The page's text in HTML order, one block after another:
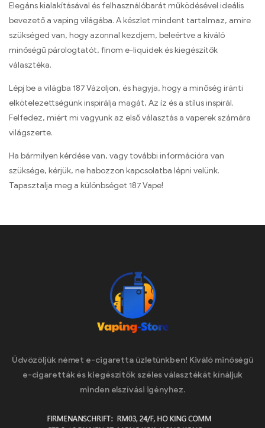
Elegáns kialakításával és felhasználóbarát működésével ideális
bevezető a vaping világába. A készlet mindent tartalmaz, amire
szükséged van, hogy azonnal kezdjem, beleértve a kiváló
minőségű párologtatót, finom e-liquidek és kiegészítők
választéka.
Lépj be a világba 187 Vázoljon, és hagyja, hogy a minőség iránti
elkötelezettségünk inspirálja magát, Az íz és a stílus inspirál.
Felfedez, miért mi vagyunk az első választás a vaperek számára
világszerte.
Ha bármilyen kérdése van, vagy további információra van
szüksége, kérjük, ne habozzon kapcsolatba lépni velünk.
Tapasztalja meg a különbséget 187 Vape!
Üdvözöljük német e-cigaretta üzletünkben! Kiváló minőségű
e-cigaretták és kiegészítők széles választékát kínáljuk
minden elszívási igényhez.